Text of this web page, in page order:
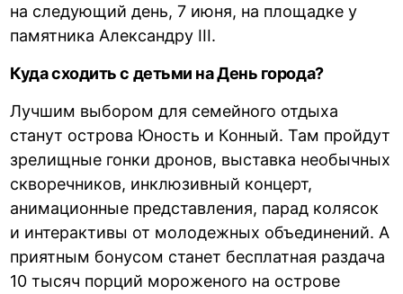
на следующий день, 7 июня, на площадке у
памятника Александру III.
Куда сходить с детьми на День города?
Лучшим выбором для семейного отдыха
станут острова Юность и Конный. Там пройдут
зрелищные гонки дронов, выставка необычных
скворечников, инклюзивный концерт,
анимационные представления, парад колясок
и интерактивы от молодежных объединений. А
приятным бонусом станет бесплатная раздача
10 тысяч порций мороженого на острове